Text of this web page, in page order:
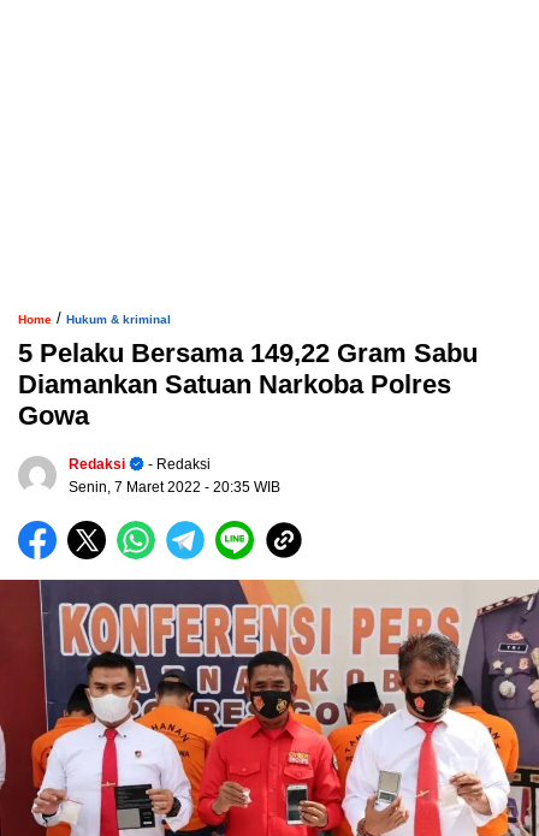
Home / Hukum & kriminal
5 Pelaku Bersama 149,22 Gram Sabu
Diamankan Satuan Narkoba Polres
Gowa
Redaksi
- Redaksi
Senin, 7 Maret 2022 - 20:35 WIB